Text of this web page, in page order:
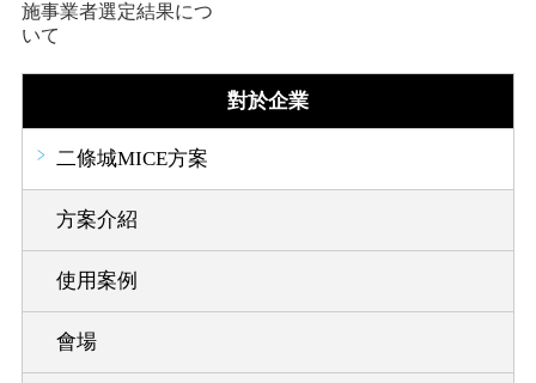
施事業者選定結果につ
いて
對於企業
二條城MICE方案
方案介紹
使用案例
會場